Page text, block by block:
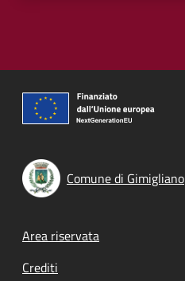
Comune di Gimigliano
Footer menu
Area riservata
Crediti